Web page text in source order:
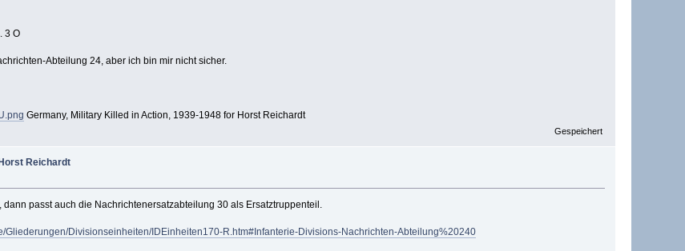
3 O
Abteilung 24, aber ich bin mir nicht sicher.
Germany, Military Killed in Action, 1939-1948 for Horst Reichardt
Gespeichert
Reichardt
passt auch die Nachrichtenersatzabteilung 30 als Ersatztruppenteil.
Gliederungen/Divisionseinheiten/IDEinheiten170-R.htm#Infanterie-Divisions-Nachrichten-Abteilung%20240